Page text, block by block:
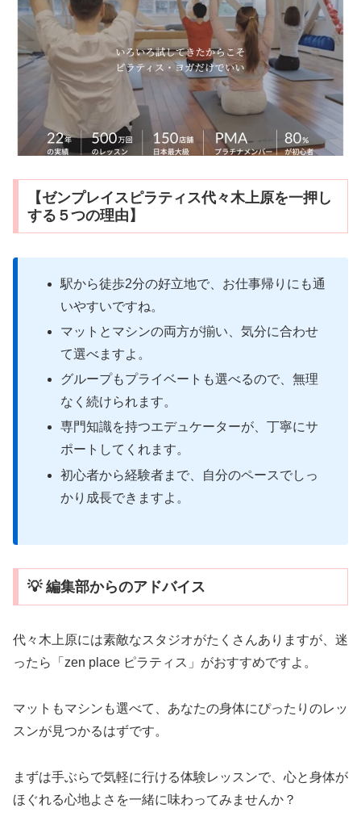
【ゼンプレイスピラティス代々木上原を一押し
する５つの理由】
駅から徒歩2分の好立地で、お仕事帰りにも通
いやすいですね。
マットとマシンの両方が揃い、気分に合わせ
て選べますよ。
グループもプライベートも選べるので、無理
なく続けられます。
専門知識を持つエデュケーターが、丁寧にサ
ポートしてくれます。
初心者から経験者まで、自分のペースでしっ
かり成長できますよ。
💡 編集部からのアドバイス
代々木上原には素敵なスタジオがたくさんありますが、迷
ったら「zen place ピラティス」がおすすめですよ。
マットもマシンも選べて、あなたの身体にぴったりのレッ
スンが見つかるはずです。
まずは手ぶらで気軽に行ける体験レッスンで、心と身体が
ほぐれる心地よさを一緒に味わってみませんか？